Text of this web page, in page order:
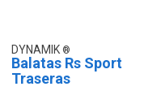
DYNAMIK
Balatas Rs Sport
Traseras